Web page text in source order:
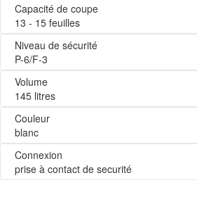
Capacité de coupe
13 - 15 feuilles
Niveau de sécurité
P-6/F-3
Volume
145 litres
Couleur
blanc
Connexion
prise à contact de securité